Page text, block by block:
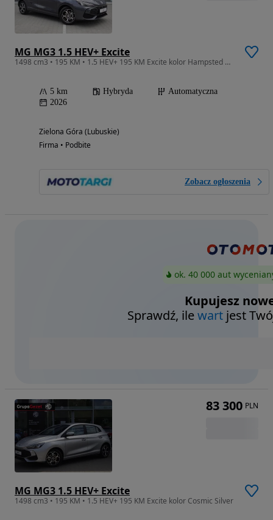
MG MG3 1.5 HEV+ Excite
1498 cm3 • 195 KM • 1.5 HEV+ 195 KM Excite kolor Hampsted Grey
5 km Hybryda
Automatyczna
2026
Zielona Góra (Lubuskie)
Firma • Podbite
Zobacz ogłoszenia
ok. 40 000 aut
Kupujesz
Sprawdź, ilewart jest
MG MG3 1.5 HEV+ Excite
1498 cm3 • 195 KM • 1.5 HEV+ 195 KM Excite kolor Cosmic Silver
83 300 PLN